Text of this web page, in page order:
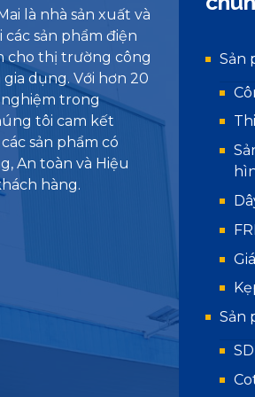
là nhà sản xuất và
các sản phẩm điện
cho thị trường công
dụng. Với hơn 20
trong
tôi cam kết
sản phẩm có
An toàn và Hiệu
hàng.
Sản
Sản